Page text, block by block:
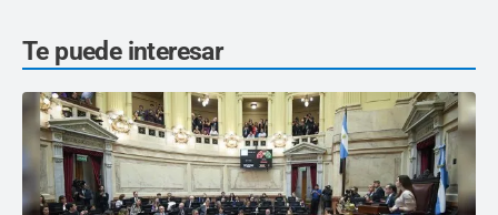
Te puede interesar